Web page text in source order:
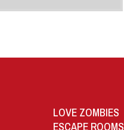
LOVE ZOMBIES
ESCAPE ROOMS